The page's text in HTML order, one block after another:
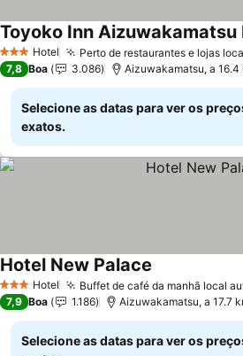
3 EstrelasHotel Perto de restaurantes e lojas
Toyoko Inn Aizuwakamatsu
7,8 Boa 3.086 Aizuwakamatsu, a 16.4
Selecione as datas para ver os
exatos.
3 EstrelasHotel Buffet de café da manhã local
Hotel New Palace
7,9 Boa 1.186 Aizuwakamatsu, a 17.7
Selecione as datas para ver os